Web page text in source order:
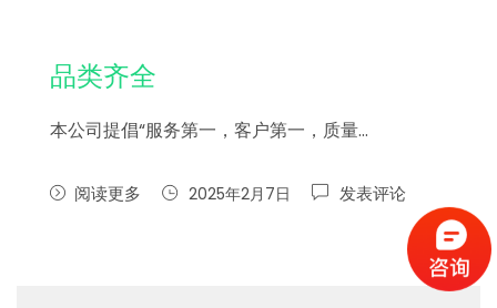
品类齐全
本公司提倡“服务第一，客户第一，质量…
阅读更多 2025年2月7日 发表评论